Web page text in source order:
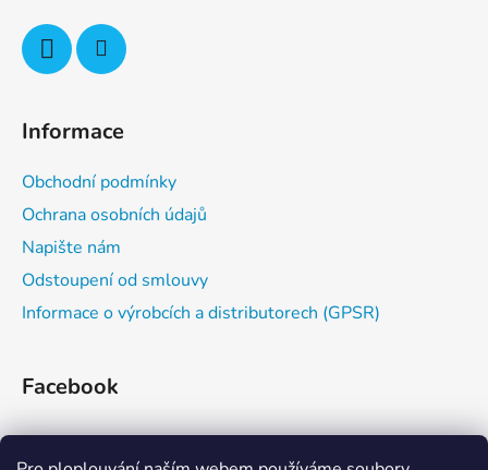
Informace
Obchodní podmínky
Ochrana osobních údajů
Napište nám
Odstoupení od smlouvy
Informace o výrobcích a distributorech (GPSR)
Facebook